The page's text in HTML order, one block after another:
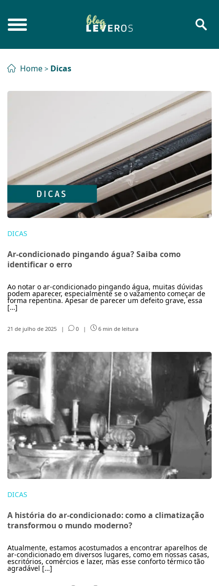
Home > Dicas
DICAS
Ar-condicionado pingando água? Saiba como
identificar o erro
Ao notar o ar-condicionado pingando água, muitas dúvidas
podem aparecer, especialmente se o vazamento começar de
forma repentina. Apesar de parecer um defeito grave, essa
[…]
21 de julho de 2025 | 0 | 6 min de leitura
DICAS
A história do ar-condicionado: como a climatização
transformou o mundo moderno?
Atualmente, estamos acostumados a encontrar aparelhos de
ar-condicionado em diversos lugares, como em nossas casas,
escritórios, comércios e lazer, mas esse conforto térmico tão
agradável […]